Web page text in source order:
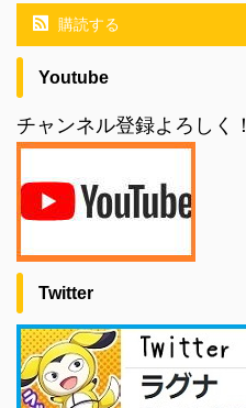
購読する
Youtube
チャンネル登録よろしく！
Twitter